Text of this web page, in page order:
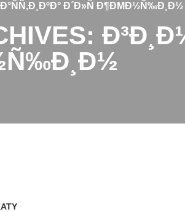
Ð´Ð»Ñ Ð¶ÐΜÐ½Ñ‰Ð¸Ð½